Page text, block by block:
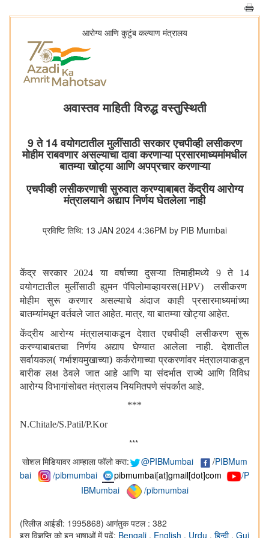
आरोग्य आणि कुटुंब कल्याण मंत्रालय
अवास्तव माहिती विरुद्ध वस्तुस्थिती
9 ते 14 वयोगटातील मुलींसाठी सरकार एचपीव्ही लसीकरण
मोहीम राबवणार असल्याचा दावा करणाऱ्या प्रसारमाध्यमांमधील
बातम्या खोट्या आणि अपप्रचार करणाऱ्या
एचपीव्ही लसीकरणाची सुरुवात करण्याबाबत केंद्रीय आरोग्य
मंत्रालयाने अद्याप निर्णय घेतलेला नाही
प्रविष्टि तिथि: 13 JAN 2024 4:36PM by PIB Mumbai
केंद्र सरकार2024 या वर्षाच्या दुसऱ्या तिमाहीमध्ये 9ते 14
वयोगटातील मुलींसाठी ह्युमन पॅपिलोमाव्हायरस(HPV)लसीकरण
मोहीम सुरू करणार असल्याचे अंदाज काही प्रसारमाध्यमांच्या
बातम्यांमधून वर्तवले जात आहेत. मात्र,या बातम्या खोट्या आहेत.
केंद्रीय आरोग्य मंत्रालयाकडून देशात एचपीव्ही लसीकरण सुरू
करण्याबाबतचा निर्णय अद्याप घेण्यात आलेला नाही. देशातील
सर्वायकल( गर्भाशयमुखाच्या) कर्करोगाच्या प्रकरणांवर मंत्रालयाकडून
बारीक लक्ष ठेवले जात आहे आणि या संदर्भात राज्ये आणि विविध
आरोग्य विभागांसोबत मंत्रालय नियमितपणे संपर्कात आहे.
***
N.Chitale/S.Patil/P.Kor
***
सोशल मिडियावर आम्हाला फॉलो करा:
@PIBMumbai /PIBMum
bai
/pibmumbai pibmumbai[at]gmail[dot]com
/P
IBMumbai
/pibmumbai
(रिलीज़ आईडी: 1995868) आगंतुक पटल : 382
इस विज्ञप्ति को इन भाषाओं में पढ़ें: Bengali , English , Urdu , हिन्दी , Guj